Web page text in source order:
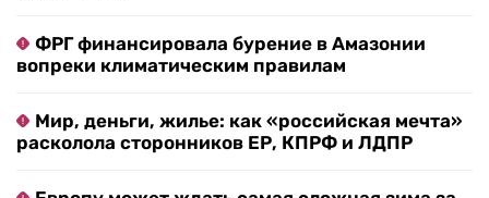
ФРГ финансировала бурение в Амазонии
вопреки климатическим правилам
Мир, деньги, жилье: как «российская мечта»
расколола сторонников ЕР, КПРФ и ЛДПР